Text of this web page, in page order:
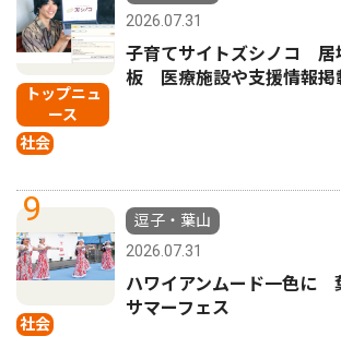
トップニュ
ース
社会
2026.07.31
子育てサイトズシノコ 居
板 医療施設や支援情報掲
9
社会
逗子・葉山
2026.07.31
ハワイアンムード一色に
サマーフェス